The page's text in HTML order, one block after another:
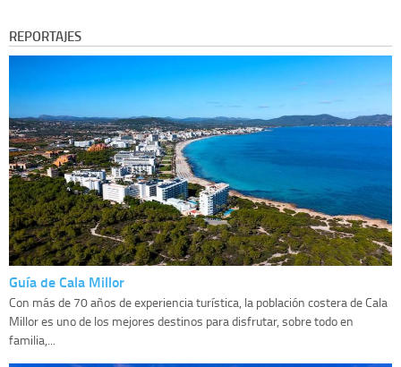
REPORTAJES
Guía de Cala Millor
Con más de 70 años de experiencia turística, la población costera de Cala
Millor es uno de los mejores destinos para disfrutar, sobre todo en
familia,...